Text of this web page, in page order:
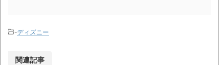
-ディズニー
関連記事